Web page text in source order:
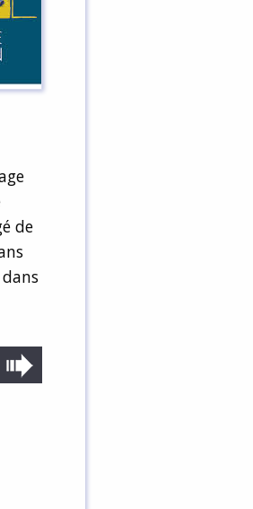
de